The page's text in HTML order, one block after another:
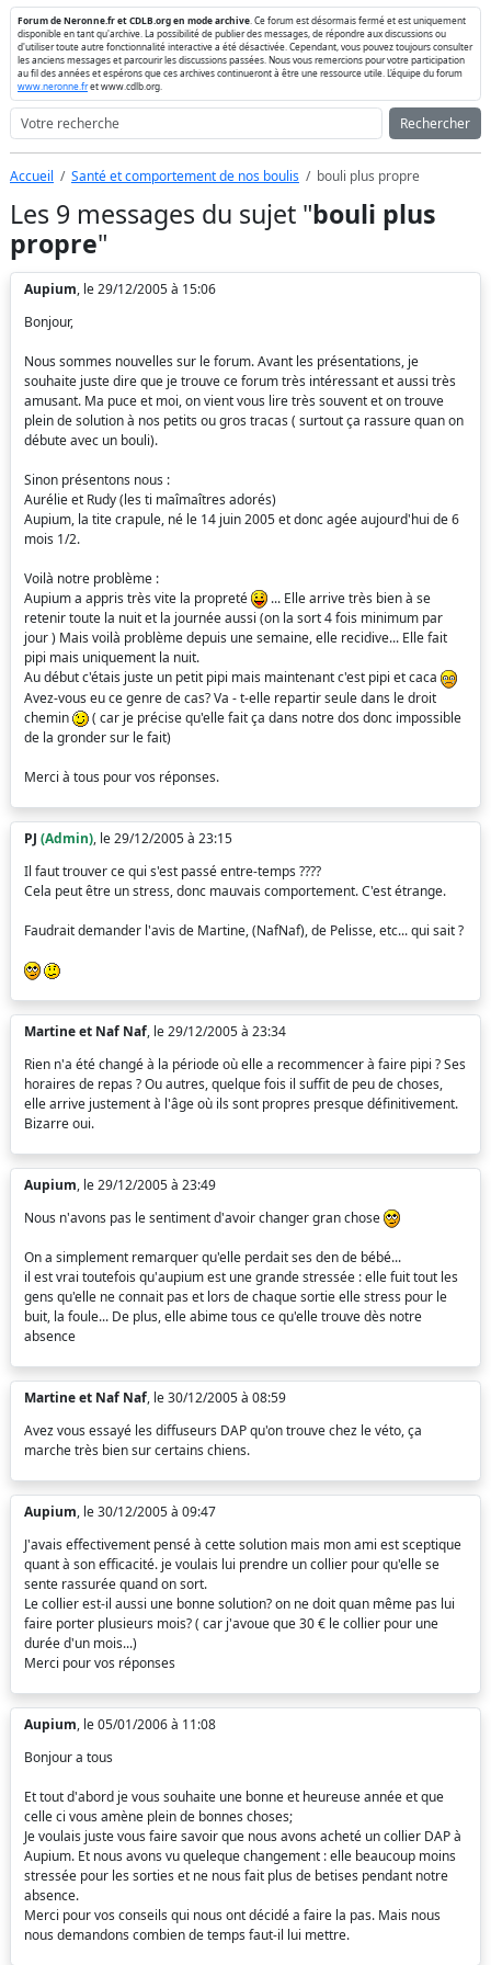
Forum de Neronne.fr et CDLB.org en mode archive . Ce forum est désormais fermé et est uniquement
disponible en tant qu'archive. La possibilité de publier des messages, de répondre aux discussions ou
d'utiliser toute autre fonctionnalité interactive a été désactivée. Cependant, vous pouvez toujours consulter
les anciens messages et parcourir les discussions passées. Nous vous remercions pour votre participation
au fil des années et espérons que ces archives continueront à être une ressource utile. L'équipe du forum
www.neronne.fret www.cdlb.org.
Rechercher
Accueil Santé et comportement de nos boulis bouli plus propre
Les 9 messages du sujet "bouli plus
propre"
Aupium, le 29/12/2005 à 15:06
Bonjour,
Nous sommes nouvelles sur le forum. Avant les présentations, je
souhaite juste dire que je trouve ce forum très intéressant et aussi très
amusant. Ma puce et moi, on vient vous lire très souvent et on trouve
plein de solution à nos petits ou gros tracas ( surtout ça rassure quan on
débute avec un bouli).
Sinon présentons nous :
Aurélie et Rudy (les ti maîmaîtres adorés)
Aupium, la tite crapule, né le 14 juin 2005 et donc agée aujourd'hui de 6
mois 1/2.
Voilà notre problème :
Aupium a appris très vite la propreté
... Elle arrive très bien à se
retenir toute la nuit et la journée aussi (on la sort 4 fois minimum par
jour ) Mais voilà problème depuis une semaine, elle recidive... Elle fait
pipi mais uniquement la nuit.
Au début c'étais juste un petit pipi mais maintenant c'est pipi et caca
Avez-vous eu ce genre de cas? Va - t-elle repartir seule dans le droit
chemin
( car je précise qu'elle fait ça dans notre dos donc impossible
de la gronder sur le fait)
Merci à tous pour vos réponses.
PJ (Admin), le 29/12/2005 à 23:15
Il faut trouver ce qui s'est passé entre-temps ????
Cela peut être un stress, donc mauvais comportement. C'est étrange.
Faudrait demander l'avis de Martine, (NafNaf), de Pelisse, etc... qui sait ?
Martine et Naf Naf, le 29/12/2005 à 23:34
Rien n'a été changé à la période où elle a recommencer à faire pipi ? Ses
horaires de repas ? Ou autres, quelque fois il suffit de peu de choses,
elle arrive justement à l'âge où ils sont propres presque définitivement.
Bizarre oui.
Aupium, le 29/12/2005 à 23:49
Nous n'avons pas le sentiment d'avoir changer gran chose
On a simplement remarquer qu'elle perdait ses den de bébé...
il est vrai toutefois qu'aupium est une grande stressée : elle fuit tout les
gens qu'elle ne connait pas et lors de chaque sortie elle stress pour le
buit, la foule... De plus, elle abime tous ce qu'elle trouve dès notre
absence
Martine et Naf Naf, le 30/12/2005 à 08:59
Avez vous essayé les diffuseurs DAP qu'on trouve chez le véto, ça
marche très bien sur certains chiens.
Aupium, le 30/12/2005 à 09:47
J'avais effectivement pensé à cette solution mais mon ami est sceptique
quant à son efficacité. je voulais lui prendre un collier pour qu'elle se
sente rassurée quand on sort.
Le collier est-il aussi une bonne solution? on ne doit quan même pas lui
faire porter plusieurs mois? ( car j'avoue que 30 € le collier pour une
durée d'un mois...)
Merci pour vos réponses
Aupium, le 05/01/2006 à 11:08
Bonjour a tous
Et tout d'abord je vous souhaite une bonne et heureuse année et que
celle ci vous amène plein de bonnes choses;
Je voulais juste vous faire savoir que nous avons acheté un collier DAP à
Aupium. Et nous avons vu queleque changement : elle beaucoup moins
stressée pour les sorties et ne nous fait plus de betises pendant notre
absence.
Merci pour vos conseils qui nous ont décidé a faire la pas. Mais nous
nous demandons combien de temps faut-il lui mettre.